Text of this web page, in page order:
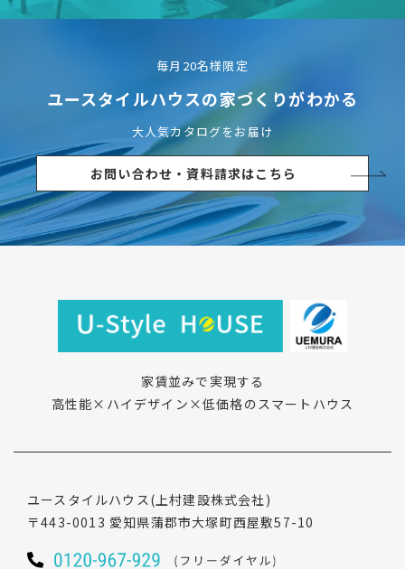
毎月20名様限定
ユースタイルハウスの家づくりがわかる
大人気カタログをお届け
お問い合わせ・資料請求はこちら
家賃並みで実現する
高性能×ハイデザイン×低価格のスマートハウス
ユースタイルハウス (上村建設株式会社)
〒443-0013 愛知県蒲郡市大塚町西屋敷57-10